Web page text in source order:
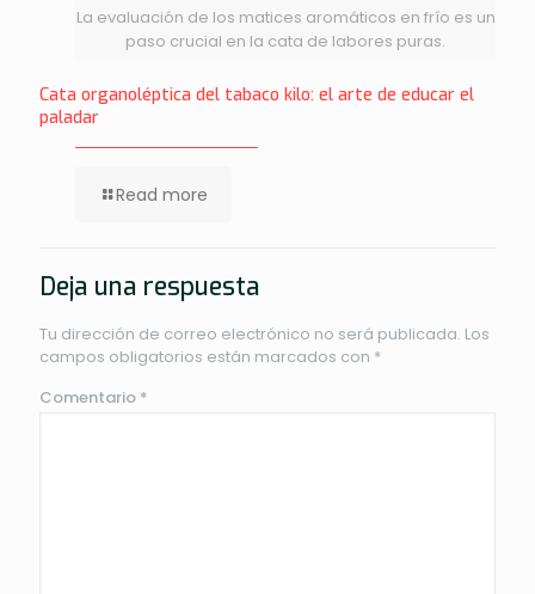
La evaluación de los matices aromáticos en frío es un
paso crucial en la cata de labores puras.
Cata organoléptica del tabaco kilo: el arte de educar el
paladar
Read more
Deja una respuesta
Tu dirección de correo electrónico no será publicada. Los
campos obligatorios están marcados con *
Comentario *